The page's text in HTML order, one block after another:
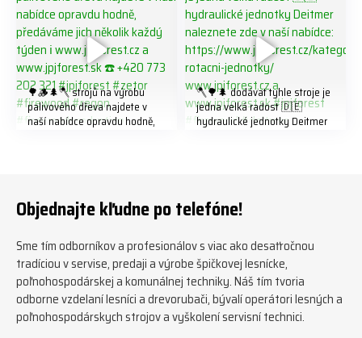
🌳🪵🌲🪓 strojů na výrobu
palivového dřeva najdete v
naší nabídce opravdu hodně,
#firewoodproduction
🪓🌳🌲 dodávat tyhle stroje je
jedna velká radost 🇩🇪
hydraulické jednotky Deitmer
#firewood #deitmer
Objednajte kľudne po telefóne!
Sme tím odborníkov a profesionálov s viac ako desaťročnou
tradíciou v servise, predaji a výrobe špičkovej lesnícke,
poľnohospodárskej a komunálnej techniky. Náš tím tvoria
odborne vzdelaní lesníci a drevorubači, bývalí operátori lesných a
poľnohospodárskych strojov a vyškolení servisní technici.